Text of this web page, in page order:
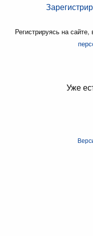
Регистрируясь на
Уже